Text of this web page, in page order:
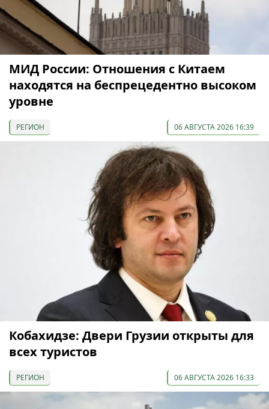
МИД России: Отношения с Китаем
находятся на беспрецедентно высоком
уровне
РЕГИОН 06 АВГУСТА 2026 16:39
Кобахидзе: Двери Грузии открыты для
всех туристов
РЕГИОН 06 АВГУСТА 2026 16:33